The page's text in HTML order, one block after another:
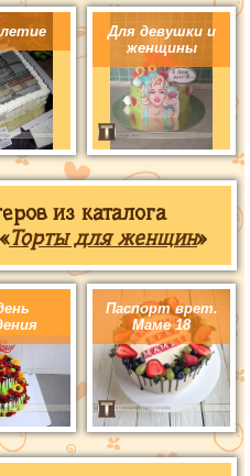
Для девушки и
женщины
из каталога
Торты для женщин»
Паспорт врет.
Маме 18